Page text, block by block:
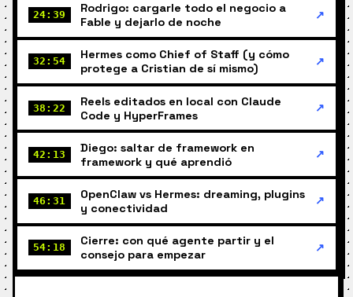
24:39
Rodrigo: cargarle todo el negocio a
Fable y dejarlo de noche
↗
32:54
Hermes como Chief of Staff (y cómo
protege a Cristian de sí mismo)
↗
38:22
Reels editados en local con Claude
Code y HyperFrames
↗
42:13
Diego: saltar de framework en
framework y qué aprendió
↗
46:31
OpenClaw vs Hermes: dreaming, plugins
y conectividad
↗
54:18
Cierre: con qué agente partir y el
consejo para empezar
↗